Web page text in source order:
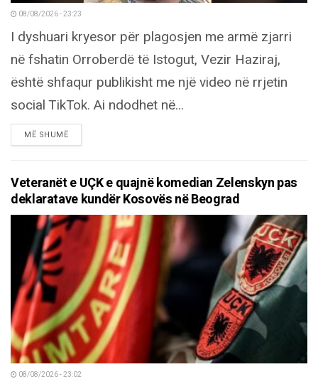
08/08/2026 - 23:23
I dyshuari kryesor për plagosjen me armë zjarri
në fshatin Orroberdë të Istogut, Vezir Haziraj,
është shfaqur publikisht me një video në rrjetin
social TikTok. Ai ndodhet në...
MË SHUMËDETAILS
Veteranët e UÇK e quajnë komedian Zelenskyn pas
deklaratave kundër Kosovës në Beograd
08/08/2026 - 23:02